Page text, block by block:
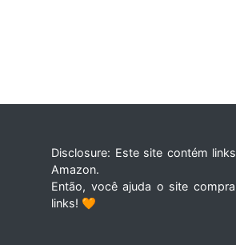
Disclosure: Este site contém
Amazon.
Então, você ajuda o site
links! 🧡